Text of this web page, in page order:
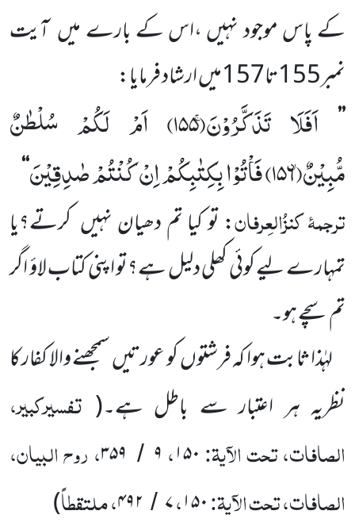
کے پاس موجود نہیں ،اس کے بارے میں آیت
نمبر155تا157میں ارشاد فرمایا:
’’ اَفَلَا تَذَكَّرُوْنَۚ(۱۵۵) اَمْ لَكُمْ سُلْطٰنٌ
مُّبِیْنٌۙ(۱۵۶) فَاْتُوْا بِكِتٰبِكُمْ اِنْ كُنْتُمْ صٰدِقِیْنَ‘‘
ترجمۂکنزُالعِرفان: تو کیا تم دھیان نہیں کرتے؟یا
تمہارے لیے کوئی کھلی دلیل ہے؟تو اپنی کتاب لاؤ اگر
تم سچے ہو۔
لہٰذا ثابت ہوا کہ فرشتوںکو عورتیں سمجھنے والا کفار کا
نظریہ ہر اعتبار سے باطل ہے۔( تفسیرکبیر،
الصافات، تحت الآیۃ:۱۵۰،۹ / ۳۵۹، روح البیان،
الصافات، تحت الآیۃ:۱۵۰،۷ / ۴۹۲، ملتقطاً)